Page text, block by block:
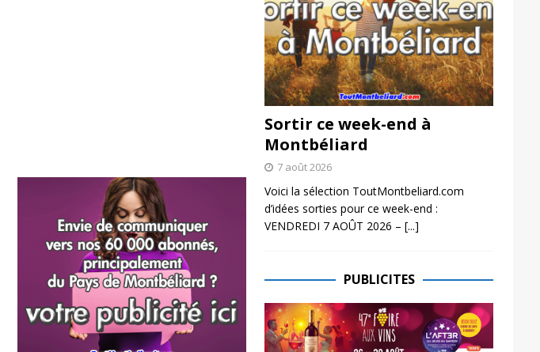
Sortir ce week-end à
Montbéliard
7 août 2026
Voici la sélection ToutMontbeliard.com
d’idées sorties pour ce week-end :
VENDREDI 7 AOÛT 2026 – [...]
PUBLICITES